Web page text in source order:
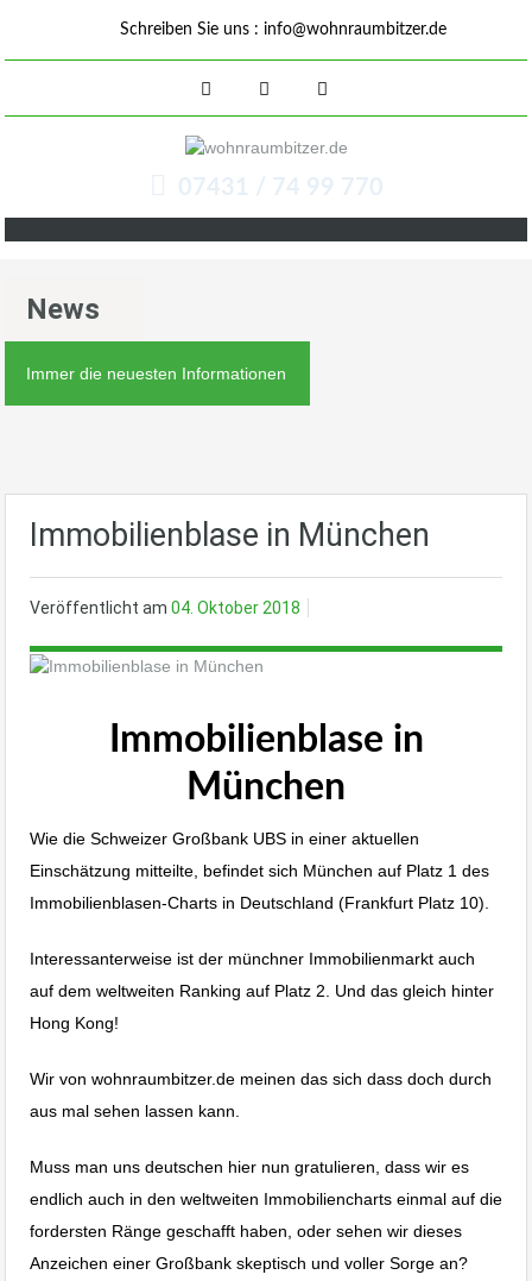
Schreiben Sie uns : info@wohnraumbitzer.de
07431 / 74 99 770
News
Immer die neuesten Informationen
Immobilienblase in München
Veröffentlicht am 04. Oktober 2018
Immobilienblase in
München
Wie die Schweizer Großbank UBS in einer aktuellen
Einschätzung mitteilte, befindet sich München auf Platz 1 des
Immobilienblasen-Charts in Deutschland (Frankfurt Platz 10).
Interessanterweise ist der münchner Immobilienmarkt auch
auf dem weltweiten Ranking auf Platz 2. Und das gleich hinter
Hong Kong!
Wir von wohnraumbitzer.de meinen das sich dass doch durch
aus mal sehen lassen kann.
Muss man uns deutschen hier nun gratulieren, dass wir es
endlich auch in den weltweiten Immobiliencharts einmal auf die
fordersten Ränge geschafft haben, oder sehen wir dieses
Anzeichen einer Großbank skeptisch und voller Sorge an?